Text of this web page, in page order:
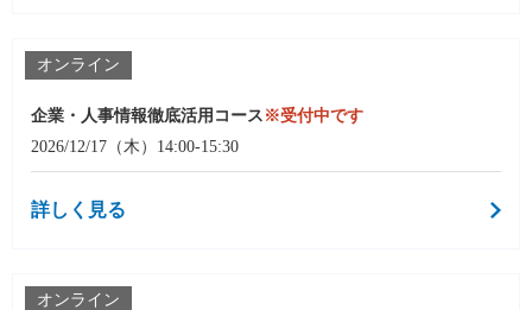
企業・人事情報徹底活用コース ※受付中です
2026/12/17（木）14:00-15:30
詳しく見る
オンライン
オンライン